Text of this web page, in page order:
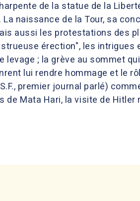
de la statue de la
naissance de la Tour, sa
aussi les protestations des
érection", les intrigues
; la grève au sommet
lui rendre hommage et le
premier journal parlé)
Mata Hari, la visite de Hitler